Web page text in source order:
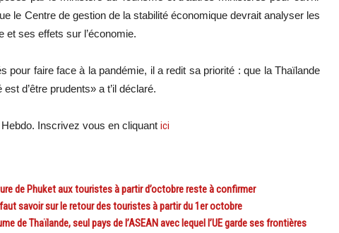
le Centre de gestion de la stabilité économique devrait analyser les
et ses effets sur l’économie.
pour faire face à la pandémie, il a redit sa priorité : que la Thaïlande
d’être prudents» a t’il déclaré.
Inscrivez vous en cliquant ici
de Phuket aux touristes à partir d’octobre reste à confirmer
faut savoir sur le retour des touristes à partir du 1er octobre
de Thaïlande, seul pays de l’ASEAN avec lequel l’UE garde ses frontières